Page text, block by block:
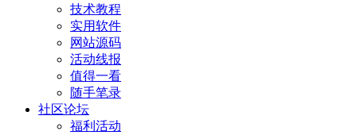
技术教程
实用软件
网站源码
活动线报
值得一看
随手笔录
社区论坛
福利活动